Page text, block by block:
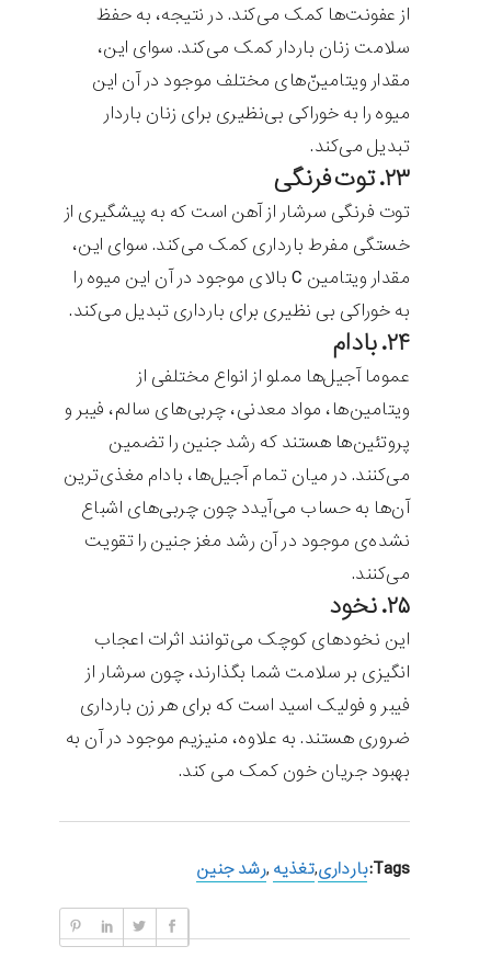
از عفونت‌ها کمک می‌کند. در نتیجه، به حفظ
سلامت زنان باردار کمک می‌کند. سوای این،
مقدار ویتامین‌ّهای مختلف موجود در آن این
میوه‌ را به خوراکی بی‌نظیری برای زنان باردار
تبدیل می‌کند.
۲۳. توت فرنگی
توت فرنگی سرشار از آهن است که به پیشگیری از
خستگی مفرط بارداری کمک می‌کند. سوای این،
مقدار ویتامین C بالای موجود در آن این میوه را
به خوراکی بی نظیری برای بارداری تبدیل می‌کند.
۲۴. بادام
عموما آجیل‌ها مملو از انواع مختلفی از
ویتامین‌ها، مواد معدنی، چربی‌های سالم، فیبر و
پروتئین‌ها هستند که رشد جنین را تضمین
می‌کنند. در میان تمام آجیل‌ها، بادام مغذی‌ترین
آن‌ها به حساب می‌آیدد چون چربی‌های اشباع
نشده‌ی موجود در آن رشد مغز جنین را تقویت
می‌کنند.
۲۵. نخود
این نخودهای کوچک می‌توانند اثرات اعجاب
انگیزی بر سلامت شما بگذارند، چون سرشار از
فیبر و فولیک اسید است که برای هر زن بارداری
ضروری هستند. به علاوه، منیزیم موجود در آن به
بهبود جریان خون کمک می‌ کند.
Tags: بارداری,تغذیه ,رشد جنین‌